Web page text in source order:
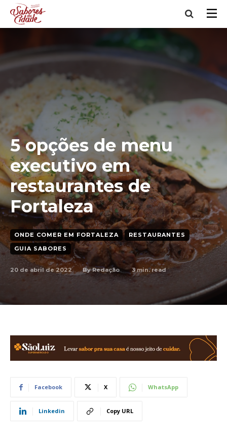
5 opções de menu
executivo em
restaurantes de
Fortaleza
ONDE COMER EM FORTALEZA
RESTAURANTES
GUIA SABORES
20 de abril de 2022 By Redação 3min. read
Facebook X WhatsApp
Linkedin Copy URL